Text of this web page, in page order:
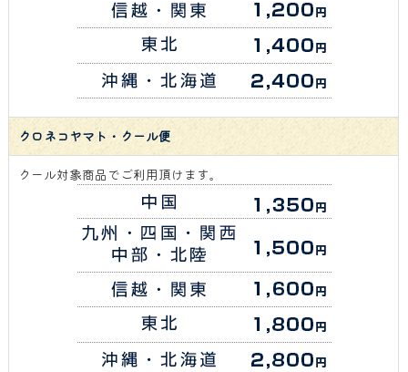
クロネコヤマト・クール便
クール対象商品でご利用頂けます。